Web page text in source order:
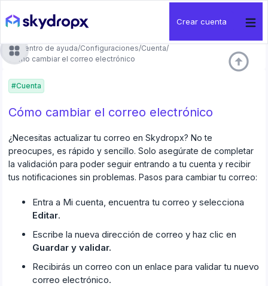
Crear cuenta
Centro de ayuda/Configuraciones/Cuenta/
Cómo cambiar el correo electrónico
#Cuenta
Cómo cambiar el correo electrónico
¿Necesitas actualizar tu correo en Skydropx? No te
preocupes, es rápido y sencillo. Solo asegúrate de completar
la validación para poder seguir entrando a tu cuenta y recibir
tus notificaciones sin problemas. Pasos para cambiar tu correo:
Entra a Mi cuenta, encuentra tu correo y selecciona
Editar.
Escribe la nueva dirección de correo y haz clic en
Guardar y validar.
Recibirás un correo con un enlace para validar tu nuevo
correo electrónico.
arrow_circle_up